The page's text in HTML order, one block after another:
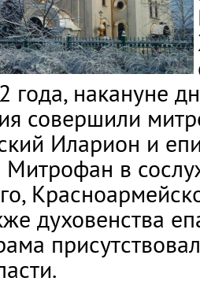
года, накануне
совершили
Иларион и
Митрофан в
духовенства